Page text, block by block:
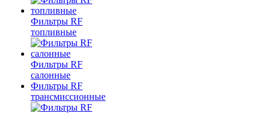
Фильтры RF
топливные
Фильтры RF
салонные
Фильтры RF
трансмиссионные